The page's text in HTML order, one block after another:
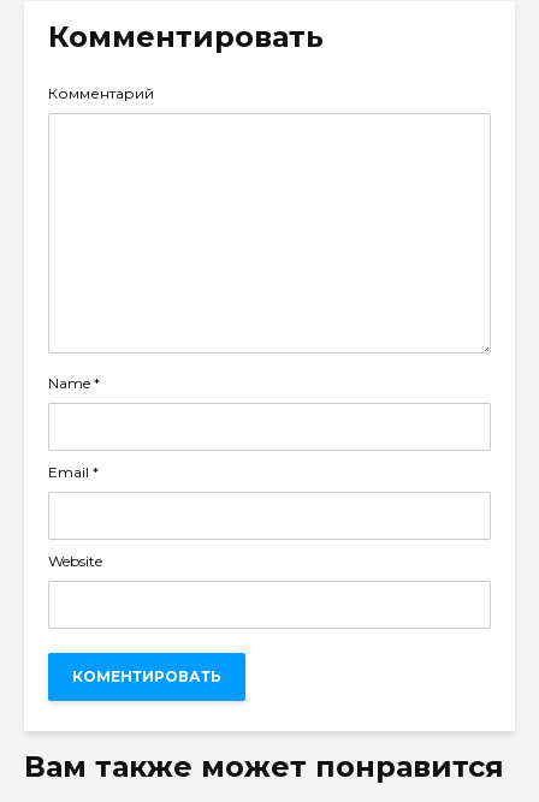
Комментировать
Комментарий
Name *
Email *
Website
Вам также может понравится